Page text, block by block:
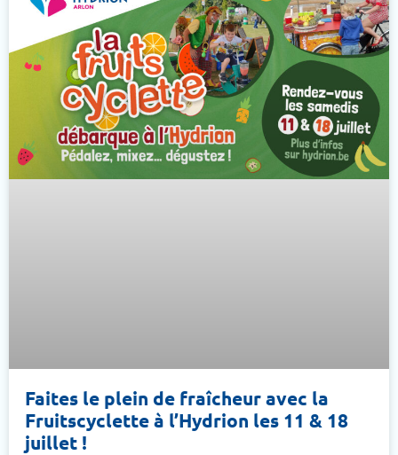
Faites le plein de fraîcheur avec la
Fruitscyclette à l’Hydrion les 11 & 18
juillet !